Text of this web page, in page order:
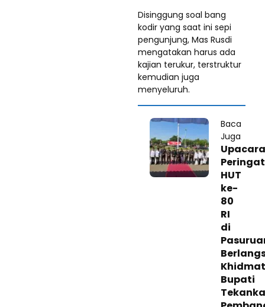
Disinggung soal bang
kodir yang saat ini sepi
pengunjung, Mas Rusdi
mengatakan harus ada
kajian terukur, terstruktur
kemudian juga
menyeluruh.
Baca
Juga
Upacara
HUT
ke-
80
RI
di
Bupati